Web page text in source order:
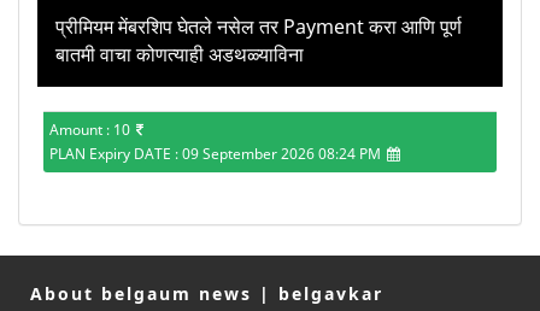
प्रीमियम मेंबरशिप घेतले नसेल तर Payment करा आणि पूर्ण
बातमी वाचा कोणत्याही अडथळ्याविना
Amount : 10
PLAN Expiry DATE : 09 September 2026 08:24 PM
About belgaum news | belgavkar